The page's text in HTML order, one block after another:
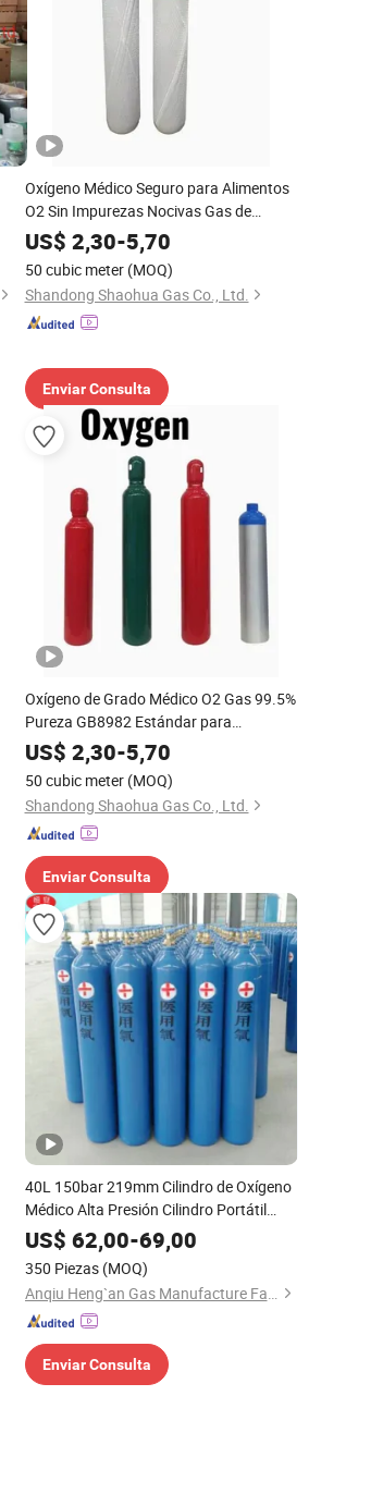
Oxígeno Médico Seguro para Alimentos
O2 Sin Impurezas Nocivas Gas de
Respiración para Clínicas Dentales
MSDS Disponible Proveedor Shaohua
US$ 2,30-5,70
50 cubic meter (MOQ)
Shandong Shaohua Gas Co., Ltd.
Enviar Consulta
Oxígeno de Grado Médico O2 Gas 99.5%
Pureza GB8982 Estándar para
Tratamiento Respiratorio Hospitalario
Shaohua Gas
US$ 2,30-5,70
50 cubic meter (MOQ)
Shandong Shaohua Gas Co., Ltd.
Enviar Consulta
40L 150bar 219mm Cilindro de Oxígeno
Médico Alta Presión Cilindro Portátil
Vacío
US$ 62,00-69,00
350 Piezas (MOQ)
Anqiu Heng`an Gas Manufacture Factory
Enviar Consulta